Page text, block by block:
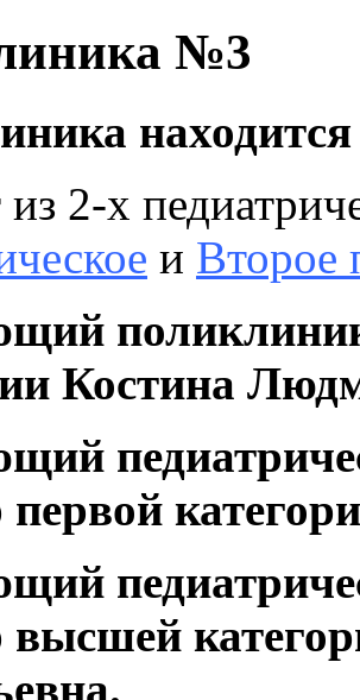
рыболовные катушки №3
2-х
и Второе
Костина
первой
высшей